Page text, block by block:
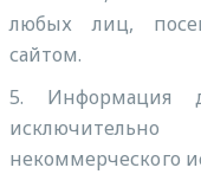
любых лиц,
сайтом.
5. Информация
некоммерческого